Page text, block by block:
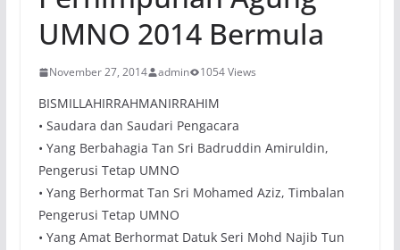
UMNO 2014 Bermula
November 27, 2014 admin 1054 Views
BISMILLAHIRRAHMANIRRAHIM
• Saudara dan Saudari Pengacara
• Yang Berbahagia Tan Sri Badruddin Amiruldin,
Pengerusi Tetap UMNO
• Yang Berhormat Tan Sri Mohamed Aziz, Timbalan
Pengerusi Tetap UMNO
• Yang Amat Berhormat Datuk Seri Mohd Najib Tun